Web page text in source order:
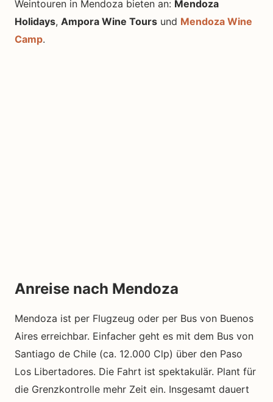
Weintouren in Mendoza bieten an: Mendoza
Holidays, Ampora Wine Tours und Mendoza Wine
Camp.
Anreise nach Mendoza
Mendoza ist per Flugzeug oder per Bus von Buenos
Aires erreichbar. Einfacher geht es mit dem Bus von
Santiago de Chile (ca. 12.000 Clp) über den Paso
Los Libertadores. Die Fahrt ist spektakulär. Plant für
die Grenzkontrolle mehr Zeit ein. Insgesamt dauert